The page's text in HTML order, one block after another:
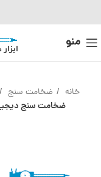
منو
خانه ضخامت سنج